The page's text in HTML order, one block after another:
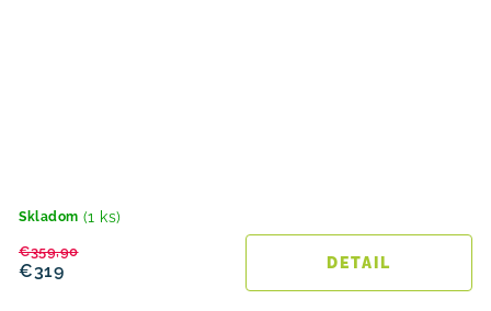
Skladom (1 ks)
€319
€359,90
DETAIL